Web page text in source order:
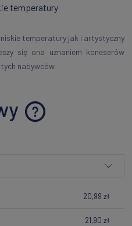
temperatury
temperatury jak i artystyczny
się ona uznaniem koneserów
nabywców.
płatności
20,99 zł
21,90 zł